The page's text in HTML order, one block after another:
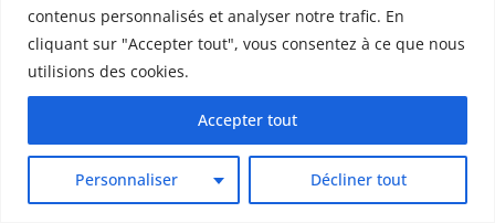
contenus personnalisés et analyser notre trafic. En
cliquant sur "Accepter tout", vous consentez à ce que nous
utilisions des cookies.
Personnaliser Décliner tout
Accepter tout
Dette immunitaire
Deux-roues
Diagnostic
Didier Raoult